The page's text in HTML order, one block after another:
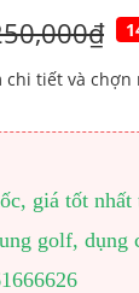
tiết và chợn
giá tốt
golf, dụng